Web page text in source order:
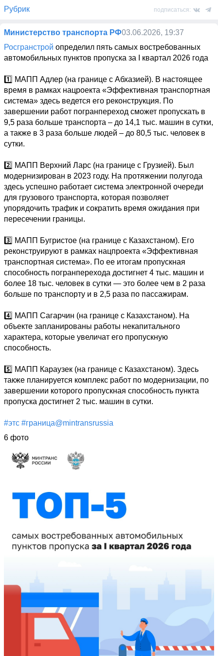
Рубрик подписаться:
Министерство транспорта РФ03.06.2026, 19:37
Росгранстрой определил пять самых востребованных
автомобильных пунктов пропуска за I квартал 2026 года
1️⃣ МАПП Адлер (на границе с Абхазией). В настоящее
время в рамках нацроекта «Эффективная транспортная
система» здесь ведется его реконструкция. По
завершении работ погранпереход сможет пропускать в
9,5 раза больше транспорта – до 14,1 тыс. машин в сутки,
а также в 3 раза больше людей – до 80,5 тыс. человек в
сутки.
2️⃣ МАПП Верхний Ларс (на границе с Грузией). Был
модернизирован в 2023 году. На протяжении полугода
здесь успешно работает система электронной очереди
для грузового транспорта, которая позволяет
упорядочить трафик и сократить время ожидания при
пересечении границы.
3️⃣ МАПП Бугристое (на границе с Казахстаном). Его
реконструируют в рамках нацпроекта «Эффективная
транспортная система». По ее итогам пропускная
способность погранперехода достигнет 4 тыс. машин и
более 18 тыс. человек в сутки — это более чем в 2 раза
больше по транспорту и в 2,5 раза по пассажирам.
4️⃣ МАПП Сагарчин (на границе с Казахстаном). На
объекте запланированы работы некапитального
характера, которые увеличат его пропускную
способность.
5️⃣ МАПП Караузек (на границе с Казахстаном). Здесь
также планируется комплекс работ по модернизации, по
завершении которого пропускная способность пункта
пропуска достигнет 2 тыс. машин в сутки.
#этс #граница@mintransrussia
6 фото